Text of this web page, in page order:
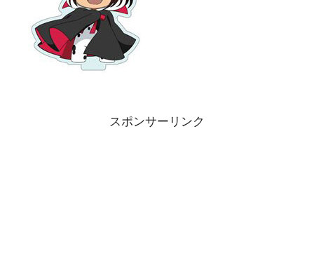
スポンサーリンク